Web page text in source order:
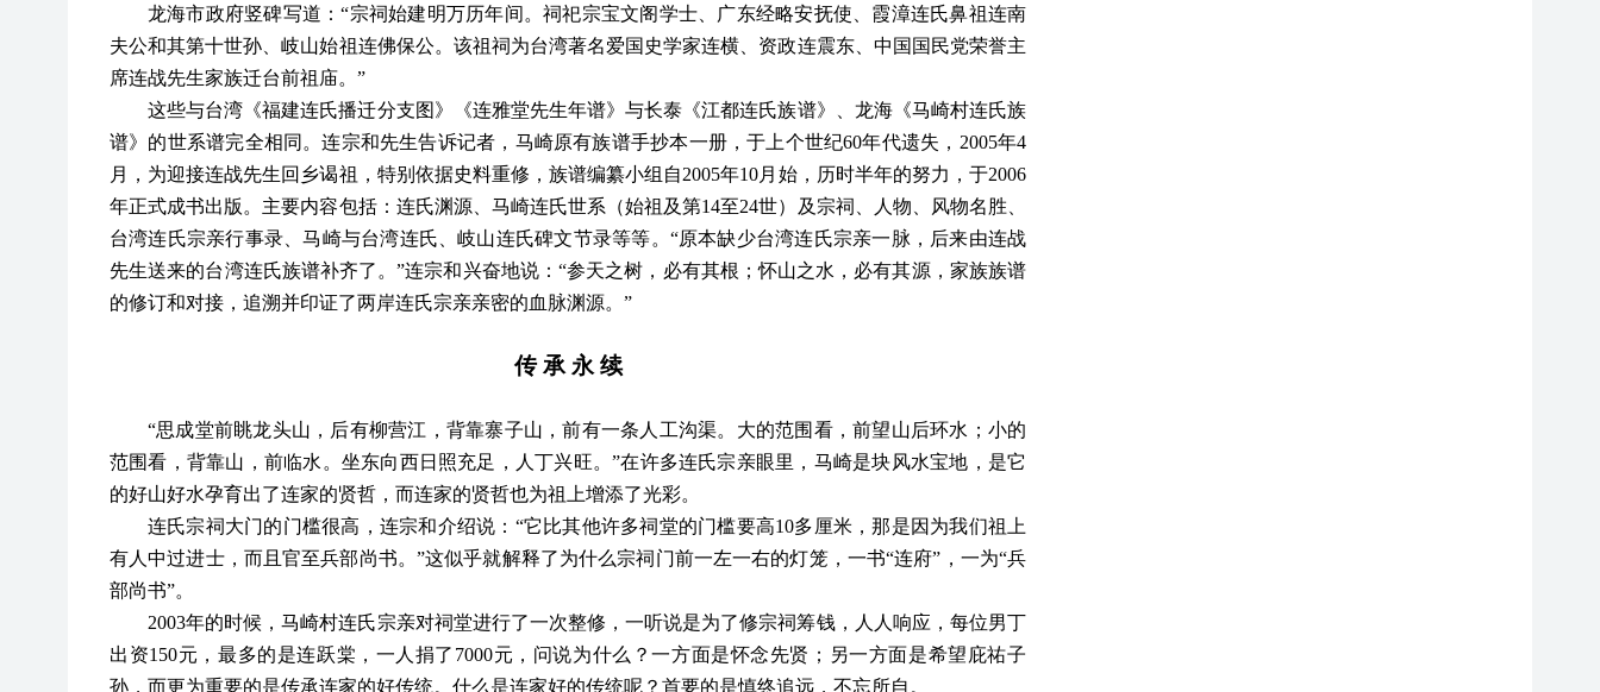
龙海市政府竖碑写道：“宗祠始建明万历年间。祠祀宗宝文阁学士、广东经略安抚使、霞漳连氏鼻祖连南
夫公和其第十世孙、岐山始祖连佛保公。该祖祠为台湾著名爱国史学家连横、资政连震东、中国国民党荣誉主
席连战先生家族迁台前祖庙。”
这些与台湾《福建连氏播迁分支图》《连雅堂先生年谱》与长泰《江都连氏族谱》、龙海《马崎村连氏族
谱》的世系谱完全相同。连宗和先生告诉记者，马崎原有族谱手抄本一册，于上个世纪60年代遗失，2005年4
月，为迎接连战先生回乡谒祖，特别依据史料重修，族谱编纂小组自2005年10月始，历时半年的努力，于2006
年正式成书出版。主要内容包括：连氏渊源、马崎连氏世系（始祖及第14至24世）及宗祠、人物、风物名胜、
台湾连氏宗亲行事录、马崎与台湾连氏、岐山连氏碑文节录等等。“原本缺少台湾连氏宗亲一脉，后来由连战
先生送来的台湾连氏族谱补齐了。”连宗和兴奋地说：“参天之树，必有其根；怀山之水，必有其源，家族族谱
的修订和对接，追溯并印证了两岸连氏宗亲亲密的血脉渊源。”
传 承 永 续
“思成堂前眺龙头山，后有柳营江，背靠寨子山，前有一条人工沟渠。大的范围看，前望山后环水；小的
范围看，背靠山，前临水。坐东向西日照充足，人丁兴旺。”在许多连氏宗亲眼里，马崎是块风水宝地，是它
的好山好水孕育出了连家的贤哲，而连家的贤哲也为祖上增添了光彩。
连氏宗祠大门的门槛很高，连宗和介绍说： “它比其他许多祠堂的门槛要高10多厘米，那是因为我们祖上
有人中过进士，而且官至兵部尚书。”这似乎就解释了为什么宗祠门前一左一右的灯笼，一书“连府”，一为“兵
部尚书”。
2003年的时候，马崎村连氏宗亲对祠堂进行了一次整修，一听说是为了修宗祠筹钱，人人响应，每位男丁
出资150元，最多的是连跃棠，一人捐了7000元，问说为什么？一方面是怀念先贤；另一方面是希望庇祐子
孙，而更为重要的是传承连家的好传统。什么是连家好的传统呢？首要的是慎终追远，不忘所自。